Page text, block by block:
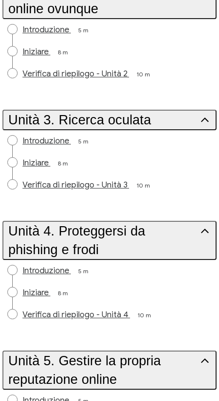
online ovunque
Introduzione 5 m
Iniziare 8 m
Verifica di riepilogo - Unità 2 10 m
Unità 3. Ricerca oculata
Introduzione 5 m
Iniziare 8 m
Verifica di riepilogo - Unità 3 10 m
Unità 4. Proteggersi da
phishing e frodi
Introduzione 5 m
Iniziare 8 m
Verifica di riepilogo - Unità 4 10 m
Unità 5. Gestire la propria
reputazione online